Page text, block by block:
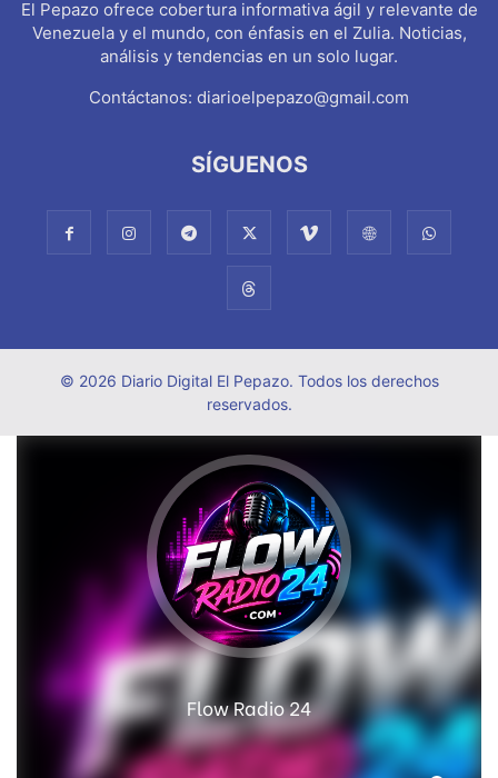
El Pepazo ofrece cobertura informativa ágil y relevante de
Venezuela y el mundo, con énfasis en el Zulia. Noticias,
análisis y tendencias en un solo lugar.
Contáctanos: diarioelpepazo@gmail.com
SÍGUENOS
© 2026 Diario Digital El Pepazo. Todos los derechos
reservados.